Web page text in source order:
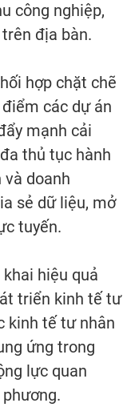
công nghiệp,
địa bàn.
hợp chặt chẽ
các dự án
mạnh cải
thủ tục hành
doanh
sẻ dữ liệu, mở
tuyến.
hiệu quả
triển kinh tế tư
kinh tế tư nhân
ứng trong
lực quan